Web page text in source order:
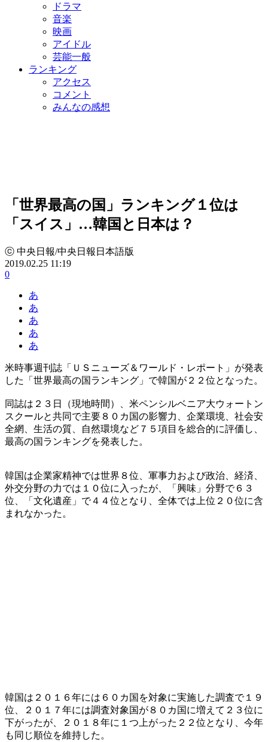
ドラマ
音楽
映画
アイドル
芸能一般
ランキング
アクセス
コメント
みんなの感想
「世界最高の国」ランキング１位は
「スイス」…韓国と日本は？
ⓒ 中央日報/中央日報日本語版
2019.02.25 11:19
0
あ
あ
あ
あ
あ
米時事週刊誌「ＵＳニューズ＆ワールド・レポート」が発表
した「世界最高の国ランキング」で韓国が２２位となった。
同誌は２３日（現地時間）、米ペンシルベニア大ウォートン
スクールと共同で主要８０カ国の影響力、企業環境、社会安
全網、生活の質、自然環境など７５項目を総合的に評価し、
最高の国ランキングを発表した。
韓国は企業家精神では世界８位、軍事力および政治、経済、
外交分野の力では１０位に入ったが、「興味」分野で６３
位、「文化遺産」で４４位となり、全体では上位２０位に含
まれなかった。
韓国は２０１６年には６０カ国を対象に実施した調査で１９
位、２０１７年には調査対象国が８０カ国に増えて２３位に
下がったが、２０１８年に１つ上がった２２位となり、今年
も同じ順位を維持した。